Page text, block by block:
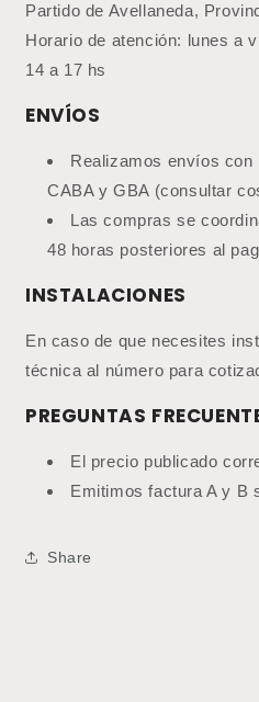
Partido de Avellaneda,
Horario de atención: lunes a
14 a 17 hs
ENVÍOS
Realizamos envíos con
CABA y GBA (consultar
Las compras se
48 horas posteriores al
INSTALACIONES
En caso de que necesites
técnica al número para
PREGUNTAS
El precio publicado
Emitimos factura A y B
Share